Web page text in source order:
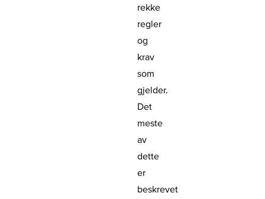
rekke
regler
og
krav
som
gjelder.
Det
meste
av
dette
er
beskrevet